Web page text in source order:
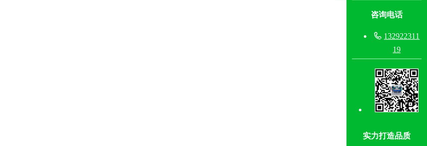
咨询电话
 132922311
19
实力打造品质